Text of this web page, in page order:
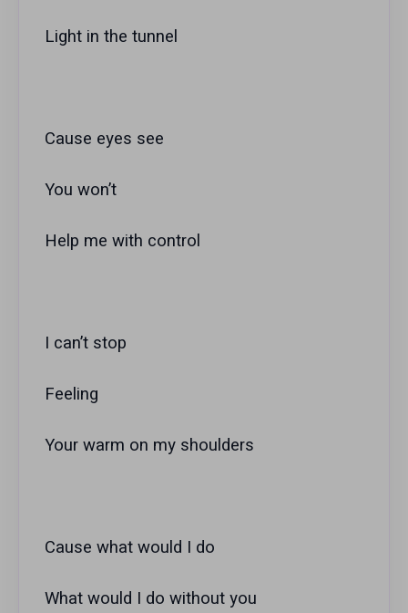
Light in the tunnel
Cause eyes see
You won’t
Help me with control
I can’t stop
Feeling
Your warm on my shoulders
Cause what would I do
What would I do without you